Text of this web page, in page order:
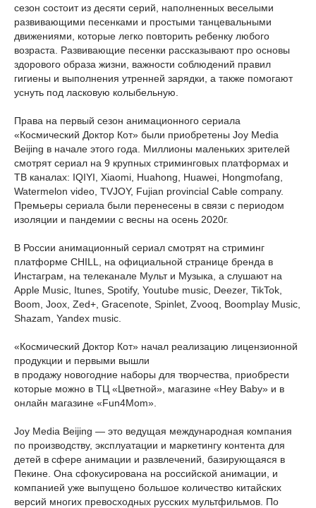
сезон состоит из десяти серий, наполненных веселыми
развивающими песенками и простыми танцевальными
движениями, которые легко повторить ребенку любого
возраста. Развивающие песенки рассказывают про основы
здорового образа жизни, важности соблюдений правил
гигиены и выполнения утренней зарядки, а также помогают
уснуть под ласковую колыбельную.
Права на первый сезон анимационного сериала
«Космический Доктор Кот» были приобретены Joy Media
Beijing в начале этого года. Миллионы маленьких зрителей
смотрят сериал на 9 крупных стриминговых платформах и
ТВ каналах: IQIYI, Xiaomi, Huahong, Huawei, Hongmofang,
Watermelon video, TVJOY, Fujian provincial Cable company.
Премьеры сериала были перенесены в связи с периодом
изоляции и пандемии с весны на осень 2020г.
В России анимационный сериал смотрят на стриминг
платформе CHILL, на официальной странице бренда в
Инстаграм, на телеканале Мульт и Музыка, а слушают на
Apple Music, Itunes, Spotify, Youtube music, Deezer, TikTok,
Boom, Joox, Zed+, Gracenote, Spinlet, Zvooq, Boomplay Music,
Shazam, Yandex music.
«Космический Доктор Кот» начал реализацию лицензионной
продукции и первыми вышли
в продажу новогодние наборы для творчества, приобрести
которые можно в ТЦ «Цветной», магазине «Hey Baby» и в
онлайн магазине «Fun4Mоm».
Joy Media Beijing — это ведущая международная компания
по производству, эксплуатации и маркетингу контента для
детей в сфере анимации и развлечений, базирующаяся в
Пекине. Она сфокусирована на российской анимации, и
компанией уже выпущено большое количество китайских
версий многих превосходных русских мультфильмов. По